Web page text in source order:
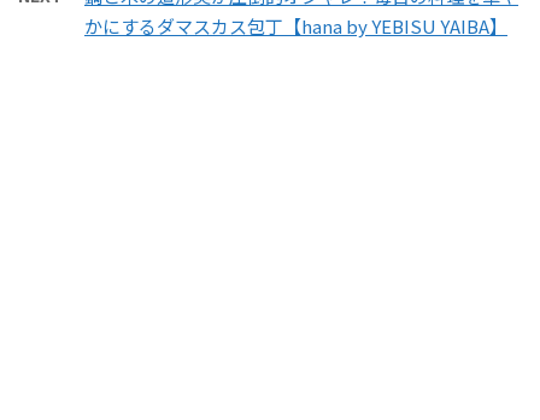
かにするダマスカス包丁【hana by YEBISU YAIBA】